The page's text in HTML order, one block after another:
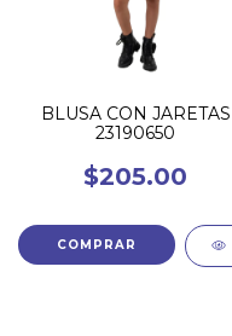
BLUSA CON JARETAS
23190650
$205.00
COMPRAR